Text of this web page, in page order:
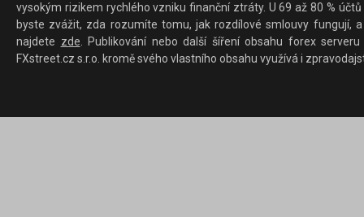
vysokým rizikem rychlého vzniku finanční ztráty. U 69 až 80 %
byste zvážit, zda rozumíte tomu, jak rozdílové smlouvy fungují,
najdete zde. Publikování nebo další šíření obsahu forex
FXstreet.cz s.r.o. kromě svého vlastního obsahu využívá i